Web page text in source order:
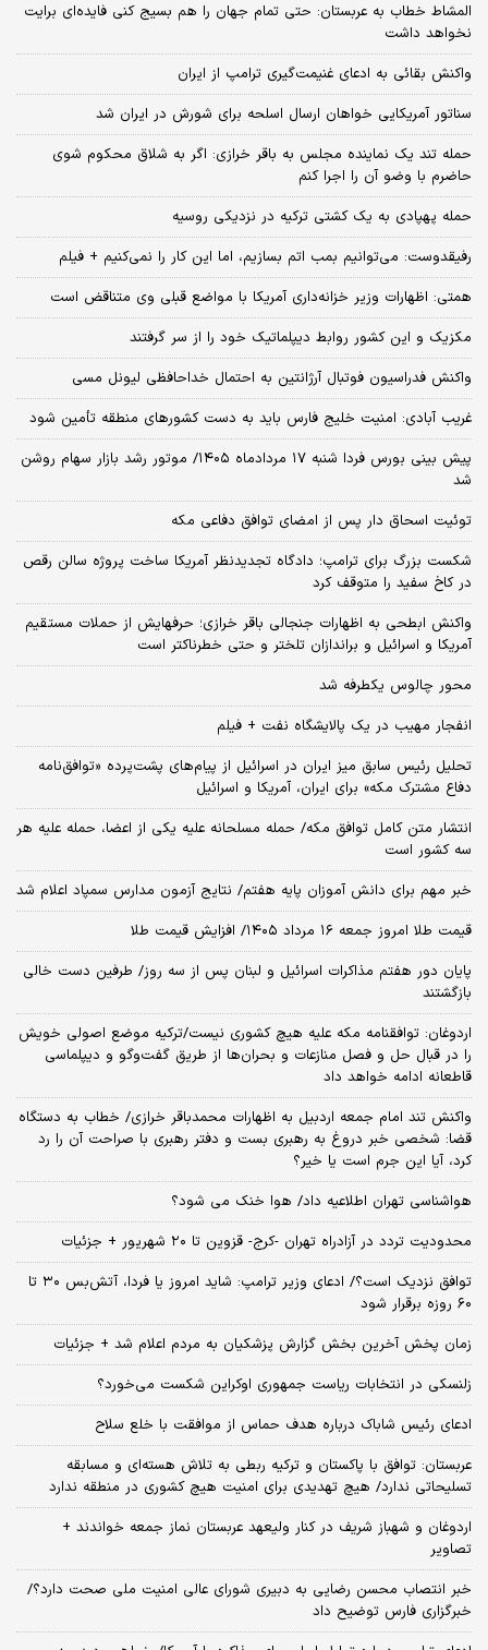
المشاط خطاب به عربستان: حتی تمام جهان را هم بسیج کنی فایده‌ای برایت
نخواهد داشت
واکنش بقائی به ادعای غنیمت‌گیری ترامپ از ایران
سناتور آمریکایی خواهان ارسال اسلحه برای شورش در ایران شد
حمله تند یک نماینده مجلس به باقر خرازی: اگر به شلاق محکوم شوی
حاضرم با وضو آن را اجرا کنم
حمله پهپادی به یک کشتی ترکیه در نزدیکی روسیه
رفیقدوست: می‌توانیم بمب اتم بسازیم، اما این کار را نمی‌کنیم + فیلم
همتی: اظهارات وزیر خزانه‌داری آمریکا با مواضع قبلی وی متناقض است
مکزیک و این کشور روابط دیپلماتیک خود را از سر گرفتند
واکنش فدراسیون فوتبال آرژانتین به احتمال خداحافظی لیونل مسی
غریب آبادی: امنیت خلیج فارس باید به دست کشورهای منطقه تأمین شود
پیش بینی بورس فردا شنبه ۱۷ مردادماه ۱۴۰۵/ موتور رشد بازار سهام روشن
شد
توئیت اسحاق دار پس از امضای توافق دفاعی مکه
شکست بزرگ برای ترامپ؛ دادگاه تجدیدنظر آمریکا ساخت پروژه سالن رقص
در کاخ سفید را متوقف کرد
واکنش ابطحی به اظهارات جنجالی باقر خرازی؛ حرفهایش از حملات مستقیم
آمریکا و اسرائیل و براندازان تلختر و حتی خطرناکتر است
محور چالوس یکطرفه شد
انفجار مهیب در یک پالایشگاه نفت + فیلم
تحلیل رئیس سابق میز ایران در اسرائیل از پیام‌های پشت‌پرده «توافق‌نامه
دفاع مشترک مکه» برای ایران، آمریکا و اسرائیل
انتشار متن کامل توافق مکه/ حمله مسلحانه علیه یکی از اعضا، حمله علیه هر
سه کشور است
خبر مهم برای دانش آموزان پایه هفتم/ نتایج آزمون مدارس سمپاد اعلام شد
قیمت طلا امروز جمعه ۱۶ مرداد ۱۴۰۵/ افزایش قیمت طلا
پایان دور هفتم مذاکرات اسرائیل و لبنان پس از سه روز/ طرفین دست خالی
بازگشتند
اردوغان: توافقنامه مکه علیه هیچ کشوری نیست/ترکیه موضع اصولی خویش
را در قبال حل و فصل منازعات و بحران‌ها از طریق گفت‌وگو و دیپلماسی
قاطعانه ادامه خواهد داد
واکنش تند امام جمعه اردبیل به اظهارات محمدباقر خرازی/ خطاب به دستگاه
قضا: شخصی خبر دروغ به رهبری بست و دفتر رهبری با صراحت آن را رد
کرد، آیا این جرم است یا خیر؟
هواشناسی تهران اطلاعیه داد/ هوا خنک می شود؟
محدودیت تردد در آزادراه تهران -کرج- قزوین تا ۲۰ شهریور + جزئیات
توافق نزدیک است؟/ ادعای وزیر ترامپ: شاید امروز یا فردا، آتش‌بس ۳۰ تا
۶۰ روزه برقرار شود
زمان پخش آخرین بخش گزارش پزشکیان به مردم اعلام شد + جزئیات
زلنسکی در انتخابات ریاست جمهوری اوکراین شکست می‌خورد؟
ادعای رئیس شاباک درباره هدف حماس از موافقت با خلع سلاح
عربستان: توافق با پاکستان و ترکیه ربطی به تلاش هسته‌ای و مسابقه
تسلیحاتی ندارد/ هیچ تهدیدی برای امنیت هیچ کشوری در منطقه ندارد
اردوغان و شهباز شریف در کنار ولیعهد عربستان نماز جمعه خواندند +
تصاویر
خبر انتصاب محسن رضایی به دبیری شورای عالی امنیت ملی صحت دارد؟/
خبرگزاری فارس توضیح داد